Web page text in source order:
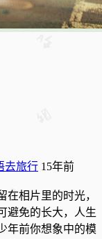
去旅行 15年前
相片里的时光，
避免的长大，人生
年前你想象中的模